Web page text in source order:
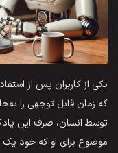
یکی از کاربران پس از
که زمان قابل توجهی را
توسط انسان، صرف این
موضوع برای او که خود یک